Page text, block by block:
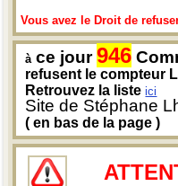
Vous avez le Droit de
à ce jour946
refusent le compteur
Retrouvez la listeici
Site de Stéphane
( en bas de la page )